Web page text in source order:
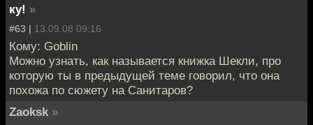
ку! »
#63 | 13.09.08 09:16
Кому: Goblin
Можно узнать, как называется книжка Шекли, про
которую ты в предыдущей теме говорил, что она
похожа по сюжету на Санитаров?
Zaoksk »